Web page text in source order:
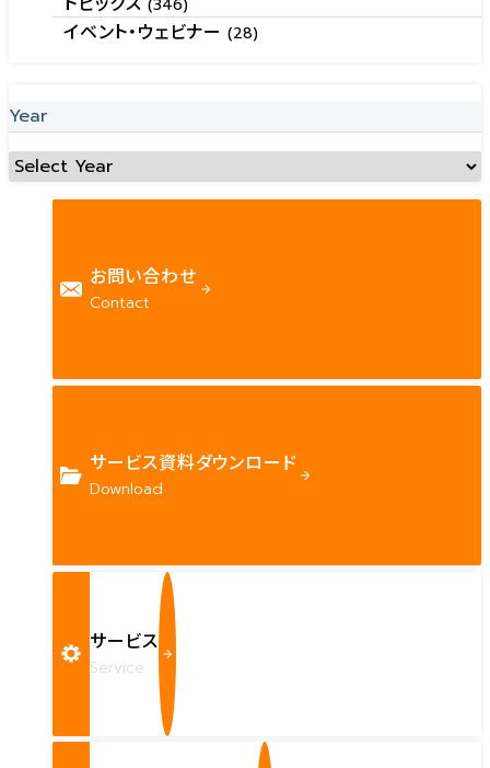
(346)
イベント・ウェビナー (28)
Year
お問い合わせ
Contact
サービス資料ダウンロード
Download
サービス
Service